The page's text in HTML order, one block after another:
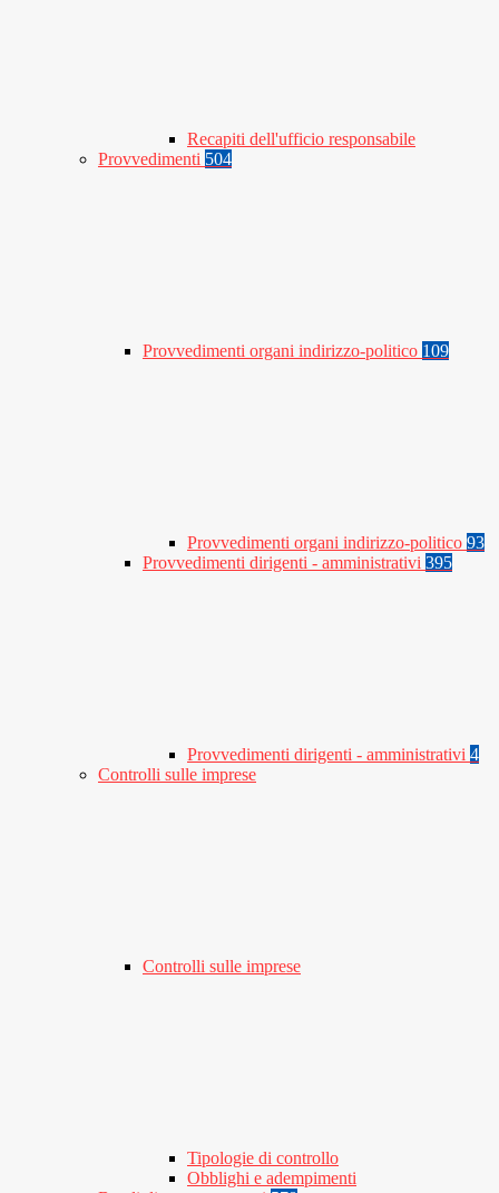
Recapiti dell'ufficio responsabile
Provvedimenti 504
Provvedimenti organi indirizzo-politico 109
Provvedimenti organi indirizzo-politico 93
Provvedimenti dirigenti - amministrativi 395
Provvedimenti dirigenti - amministrativi 4
Controlli sulle imprese
Controlli sulle imprese
Tipologie di controllo
Obblighi e adempimenti